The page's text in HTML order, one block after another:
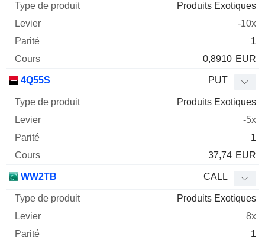
Produits Exotiques
-10x
1
0,8910 EUR
4Q55S PUT
Produits Exotiques
-5x
1
37,74 EUR
WW2TB CALL
Produits Exotiques
8x
1